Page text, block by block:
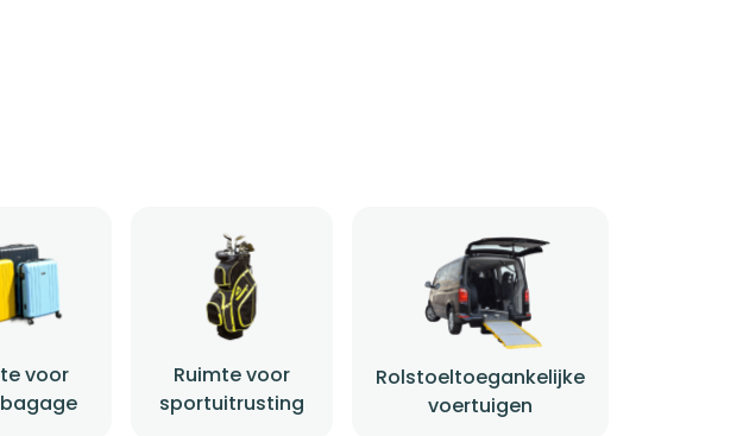
voor
Ruimte voor
sportuitrusting
Rolstoeltoegankelijke
voertuigen